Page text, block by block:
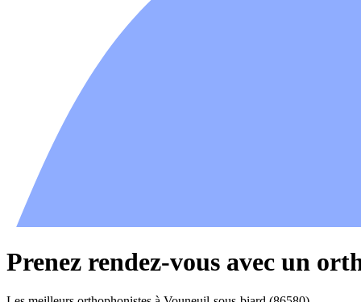
Prenez rendez-vous avec un